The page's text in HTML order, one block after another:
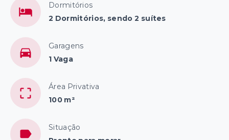
Dormitórios
2 Dormitórios, sendo 2 suítes
Garagens
1 Vaga
Área Privativa
100 m²
Situação